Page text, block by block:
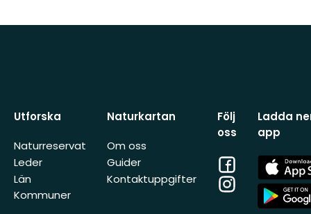
Utforska
Naturreservat
Leder
Län
Kommuner
Naturkartan
Om oss
Guider
Kontaktuppgifter
Följ
oss
Facebook
Instagram
Ladda
app
App
Store
App
Store